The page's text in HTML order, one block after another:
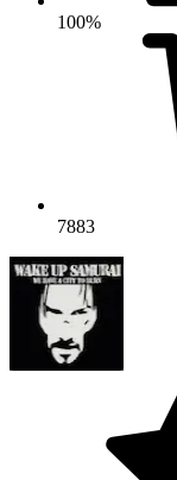
100%
7883